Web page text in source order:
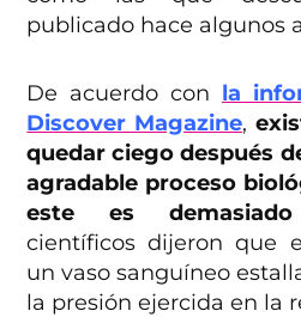
publicado hace algunos
De acuerdo con la
Discover Magazine,
quedar ciego después
agradable proceso
este es demasiado
científicos dijeron que
un vaso sanguíneo
la presión ejercida en la